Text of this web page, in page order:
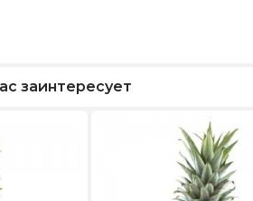
заинтересует